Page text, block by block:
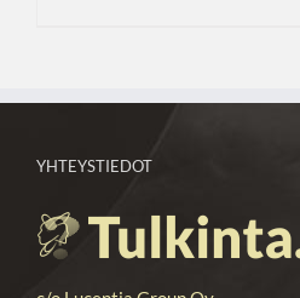
YHTEYSTIEDOT